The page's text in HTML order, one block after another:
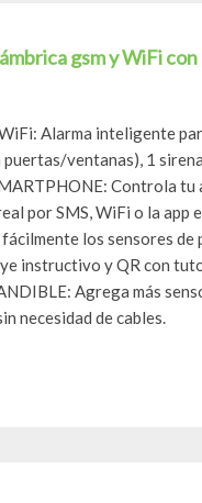
gsm y WiFi
Alarma inteligente
ventanas), 1
Controla
por SMS, WiFi o la app
los sensores
instructivo y QR con
Agrega más
necesidad de cables.